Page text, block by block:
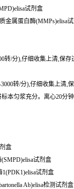
试剂盒
金属蛋白酶(MMPs)elisa
转/分),仔细收集上清,
转/分),仔细收集上清,
本匀浆充分。离心20
盒
试剂盒
试剂盒
Ab)elisa检测试剂盒